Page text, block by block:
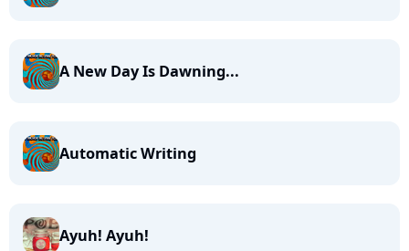
A New Day Is Dawning...
Automatic Writing
Ayuh! Ayuh!